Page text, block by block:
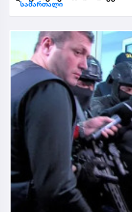
სამართალი